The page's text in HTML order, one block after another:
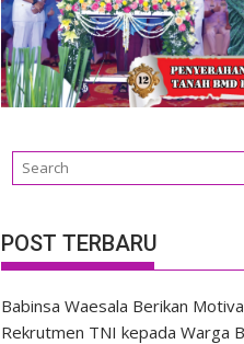
POST TERBARU
Babinsa Waesala Berikan
Rekrutmen TNI kepada Warga